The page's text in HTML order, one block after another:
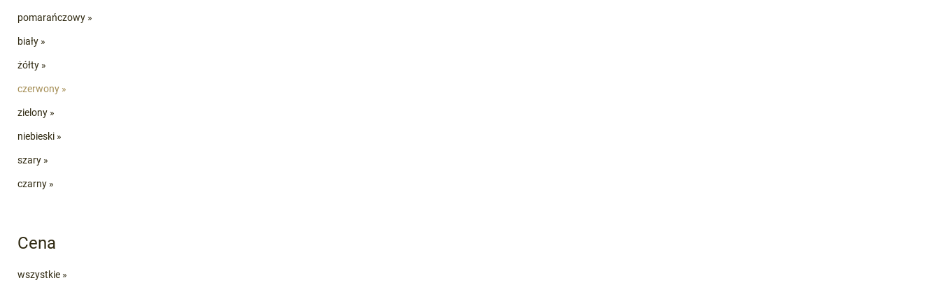
pomarańczowy »
biały »
żółty »
czerwony »
zielony »
niebieski »
szary »
czarny »
Cena
wszystkie »